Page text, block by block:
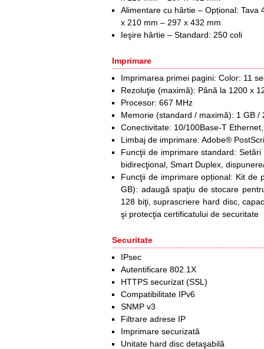
Alimentare cu hârtie – Opțional:
x 210 mm – 297 x 432 mm
Ieşire hârtie – Standard: 250 coli
Imprimare
Imprimarea primei pagini: Color: 11
Rezoluţie (maximă): Până la 1200 x
Procesor: 667 MHz
Memorie (standard / maximă): 1 GB /
Conectivitate: 10/100Base-T
Limbaj de imprimare: Adobe®
Funcţii de imprimare standard:
bidirecţional, Smart Duplex,
Funcţii de imprimare opțional: Kit de
GB): adaugă spaţiu de stocare
128 biţi, suprascriere hard disc,
şi protecţia certificatului de securitate
Securitate
IPsec
Autentificare 802.1X
HTTPS securizat (SSL)
Compatibilitate IPv6
SNMP v3
Filtrare adrese IP
Imprimare securizată
Unitate hard disc detaşabilă